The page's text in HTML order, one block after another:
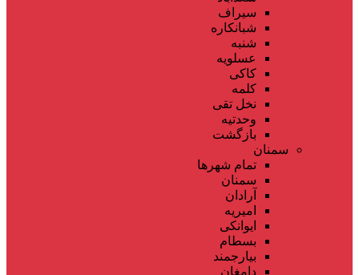
سیراف
شبانکاره
شنبه
عسلویه
کاکی
کلمه
نخل تقی
وحدتیه
بازگشت
سمنان
تمام شهر‌ها
سمنان
آرادان
امیریه
ایوانکی
بسطام
بیارجمند
دامغان